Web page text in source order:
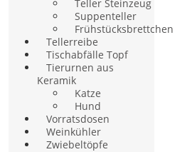
Teller Steinzeug
Suppenteller
Frühstücksbrettchen
Tellerreibe
Tischabfälle Topf
Tierurnen aus
Keramik
Katze
Hund
Vorratsdosen
Weinkühler
Zwiebeltöpfe